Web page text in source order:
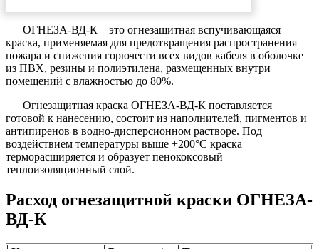
ОГНЕЗА-ВД-К – это огнезащитная вспучивающаяся
краска, применяемая для предотвращения распространения
пожара и снижения горючести всех видов кабеля в оболочке
из ПВХ, резины и полиэтилена, размещенных внутри
помещений с влажностью до 80%.
Огнезащитная краска ОГНЕЗА-ВД-К поставляется
готовой к нанесению, состоит из наполнителей, пигментов и
антипиренов в водно-дисперсионном растворе. Под
воздействием температуры выше +200°С краска
терморасширяется и образует пенококсовый
теплоизоляционный слой.
Расход огнезащитной краски ОГНЕЗА-
ВД-К